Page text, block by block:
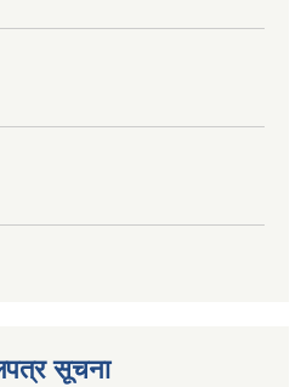
सूचना